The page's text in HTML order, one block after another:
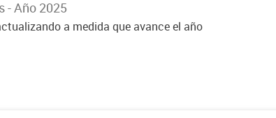
- Año 2025
a medida que avance el año